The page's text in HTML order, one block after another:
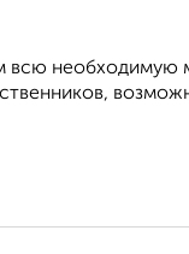
всю необходимую